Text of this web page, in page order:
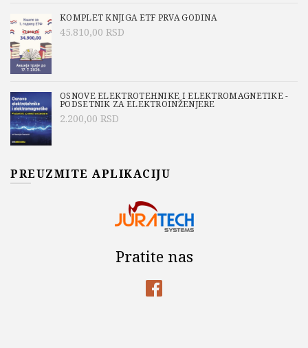
KOMPLET KNJIGA ETF PRVA GODINA
45.810,00 RSD
OSNOVE ELEKTROTEHNIKE I ELEKTROMAGNETIKE -
PODSETNIK ZA ELEKTROINŽENJERE
2.200,00 RSD
PREUZMITE APLIKACIJU
Pratite nas